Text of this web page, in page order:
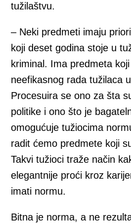
tužilaštvu.
– Neki predmeti imaju
koji deset godina stoje u
kriminal. Ima predmeta
neefikasnog rada tužilaca
Procesuira se ono za šta
politike i ono što je
omogućuje tužiocima
radit ćemo predmete koji
Takvi tužioci traže način
elegantnije proći kroz
imati normu.
Bitna je norma, a ne